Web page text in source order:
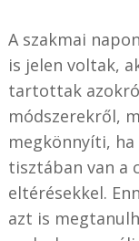
A szakmai
is jelen voltak,
tartottak
módszerekről,
megkönnyíti,
tisztában van a
eltérésekkel.
azt is